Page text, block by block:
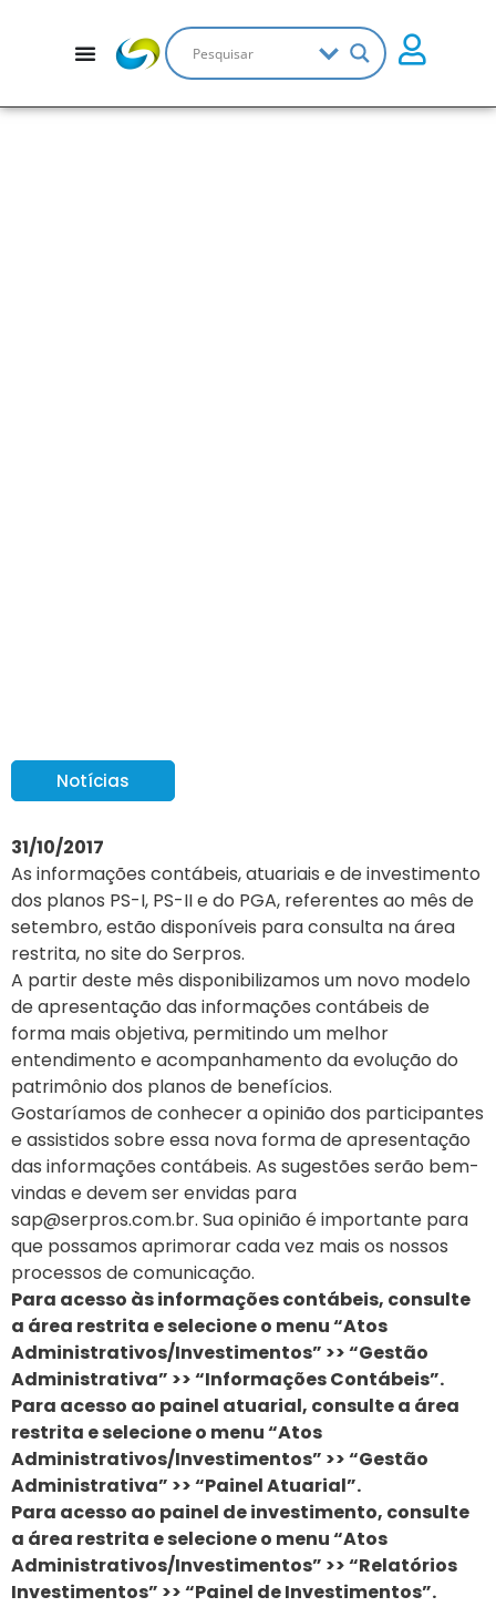
Notícias
31/10/2017
As informações contábeis, atuariais e de investimento
dos planos PS-I, PS-II e do PGA, referentes ao mês de
setembro, estão disponíveis para consulta na área
restrita, no site do Serpros.
A partir deste mês disponibilizamos um novo modelo
de apresentação das informações contábeis de
forma mais objetiva, permitindo um melhor
entendimento e acompanhamento da evolução do
patrimônio dos planos de benefícios.
Gostaríamos de conhecer a opinião dos participantes
e assistidos sobre essa nova forma de apresentação
das informações contábeis. As sugestões serão bem-
vindas e devem ser envidas para
sap@serpros.com.br. Sua opinião é importante para
que possamos aprimorar cada vez mais os nossos
processos de comunicação.
Para acesso às informações contábeis, consulte
a área restrita e selecione o menu “Atos
Administrativos/Investimentos” >> “Gestão
Administrativa” >> “Informações Contábeis”.
Para acesso ao painel atuarial, consulte a área
restrita e selecione o menu “Atos
Administrativos/Investimentos” >> “Gestão
Administrativa” >> “Painel Atuarial”.
Para acesso ao painel de investimento, consulte
a área restrita e selecione o menu “Atos
Administrativos/Investimentos” >> “Relatórios
Investimentos” >> “Painel de Investimentos”.